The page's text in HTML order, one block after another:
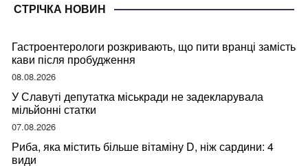
СТРІЧКА НОВИН
Гастроентерологи розкривають, що пити вранці замість
кави після пробудження
08.08.2026
У Славуті депутатка міськради не задекларувала
мільйонні статки
07.08.2026
Риба, яка містить більше вітаміну D, ніж сардини: 4
види